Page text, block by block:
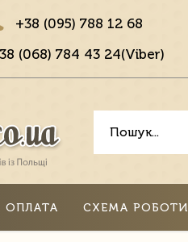
+38 (095) 788 12 68
(068) 784 43 24(Viber)
ОПЛАТА СХЕМА РОБОТИ